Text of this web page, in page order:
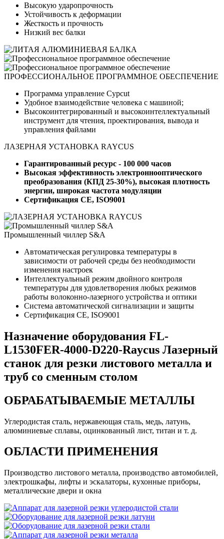
Высокую ударопрочность
Устойчивость к деформации
Жесткость и прочность
Низкий вес балки
ПРОФЕССИОНАЛЬНОЕ ПРОГРАММНОЕ ОБЕСПЕЧЕНИЕ
Программа управление Cypcut
Удобное взаимодействие человека с машиной;
Высокоинтегрированный и высокоинтеллектуальный
инструмент для чтения, проектирования, вывода и
управления файлами
ЛАЗЕРНАЯ УСТАНОВКА RAYCUS
Гарантированный ресурс - 100 000 часов
Высокая эффективность электроннооптического
преобразования (КПД 25-30%), высокая плотность
энергии, широкая частота модуляции
Сертификация CE, ISO9001
Промышленный чиллер S&A
Автоматическая регулировка температуры в
зависимости от рабочей среды без необходимости
изменения настроек
Интеллектуальный режим двойного контроля
температуры для удовлетворения любых режимов
работы волоконно-лазерного устройства и оптики
Система автоматической сигнализации и защиты
Сертификация CE, ISO9001
Назначение оборудования FL-
L1530FER-4000-D220-Raycus Лазерный
станок для резки листового металла и
труб со сменным столом
ОБРАБАТЫВАЕМЫЕ МЕТАЛЛЫ
Углеродистая сталь, нержавеющая сталь, медь, латунь,
алюминиевые сплавы, оцинкованный лист, титан и т. д.
ОБЛАСТИ ПРИМЕНЕНИЯ
Производство листового металла, производство автомобилей,
электрошкафы, лифты и эскалаторы, кухонные приборы,
металлические двери и окна